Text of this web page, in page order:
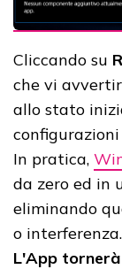
Cliccando su
che vi
allo stato
In pratica,
da zero ed in
eliminando
o interferenza.
L'App